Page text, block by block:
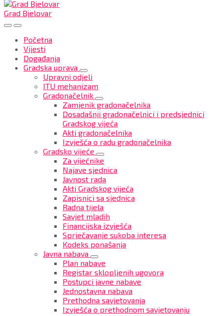
Grad Bjelovar
Početna
Vijesti
Događanja
Gradska uprava
Upravni odjeli
ITU mehanizam
Gradonačelnik
Zamjenik gradonačelnika
Dosadašnji gradonačelnici i predsjednici
Gradskog vijeća
Akti gradonačelnika
Izvješća o radu gradonačelnika
Gradsko vijeće
Za vijećnike
Najave sjednica
Javnost rada
Akti Gradskog vijeća
Zapisnici sa sjednica
Radna tijela
Savjet mladih
Financijska izvješća
Sprječavanje sukoba interesa
Kodeks ponašanja
Javna nabava
Plan nabave
Registar sklopljenih ugovora
Postupci javne nabave
Jednostavna nabava
Prethodna savjetovanja
Izvješća o prethodnom savjetovanju